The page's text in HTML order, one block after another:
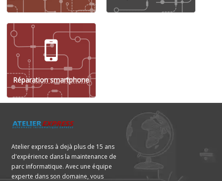
Réparation smartphone
Atelier express à dejà plus de 15 ans
d'expérience dans la maintenance de
parc informatique. Avec une équipe
experte dans son domaine, vous